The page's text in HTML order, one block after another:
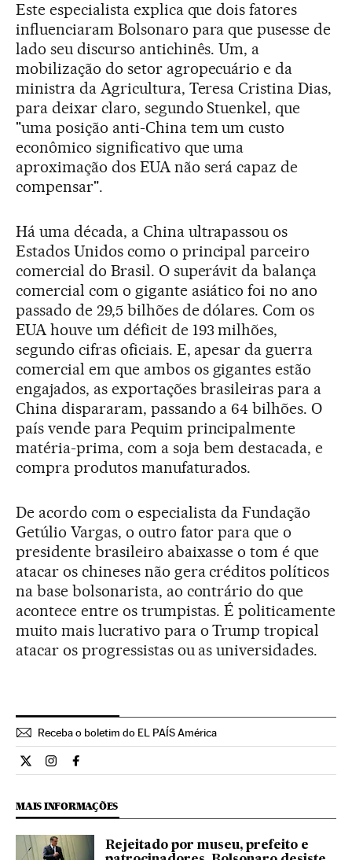
Este especialista explica que dois fatores
influenciaram Bolsonaro para que pusesse de
lado seu discurso antichinês. Um, a
mobilização do setor agropecuário e da
ministra da Agricultura, Teresa Cristina Dias,
para deixar claro, segundo Stuenkel, que
"uma posição anti-China tem um custo
econômico significativo que uma
aproximação dos EUA não será capaz de
compensar".
Há uma década, a China ultrapassou os
Estados Unidos como o principal parceiro
comercial do Brasil. O superávit da balança
comercial com o gigante asiático foi no ano
passado de 29,5 bilhões de dólares. Com os
EUA houve um déficit de 193 milhões,
segundo cifras oficiais. E, apesar da guerra
comercial em que ambos os gigantes estão
engajados, as exportações brasileiras para a
China dispararam, passando a 64 bilhões. O
país vende para Pequim principalmente
matéria-prima, com a soja bem destacada, e
compra produtos manufaturados.
De acordo com o especialista da Fundação
Getúlio Vargas, o outro fator para que o
presidente brasileiro abaixasse o tom é que
atacar os chineses não gera créditos políticos
na base bolsonarista, ao contrário do que
acontece entre os trumpistas. É politicamente
muito mais lucrativo para o Trump tropical
atacar os progressistas ou as universidades.
Receba o boletim do EL PAÍS América
Internacional El País Brasil en Twitter
Internacional El País Brasil en Instagram
Internacional El País Brasil en Facebook
MAIS INFORMAÇÕES
Rejeitado por museu, prefeito e